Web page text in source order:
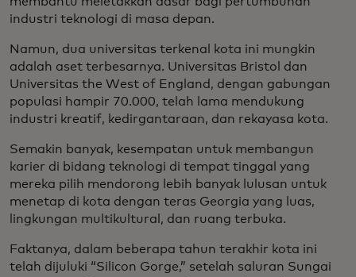
industri teknologi di masa depan.
Namun, dua universitas terkenal kota ini mungkin
adalah aset terbesarnya. Universitas Bristol dan
Universitas the West of England, dengan gabungan
populasi hampir 70.000, telah lama mendukung
industri kreatif, kedirgantaraan, dan rekayasa kota.
Semakin banyak, kesempatan untuk membangun
karier di bidang teknologi di tempat tinggal yang
mereka pilih mendorong lebih banyak lulusan untuk
menetap di kota dengan teras Georgia yang luas,
lingkungan multikultural, dan ruang terbuka.
Faktanya, dalam beberapa tahun terakhir kota ini
telah dijuluki “Silicon Gorge,” setelah saluran Sungai